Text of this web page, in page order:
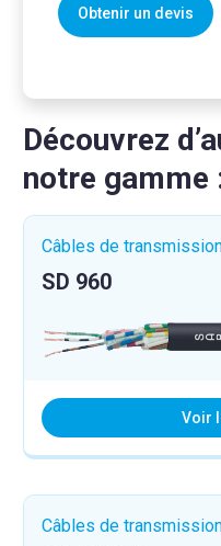
Découvrez
notre gamme
Câbles de
SD 960
Voir
Câbles de